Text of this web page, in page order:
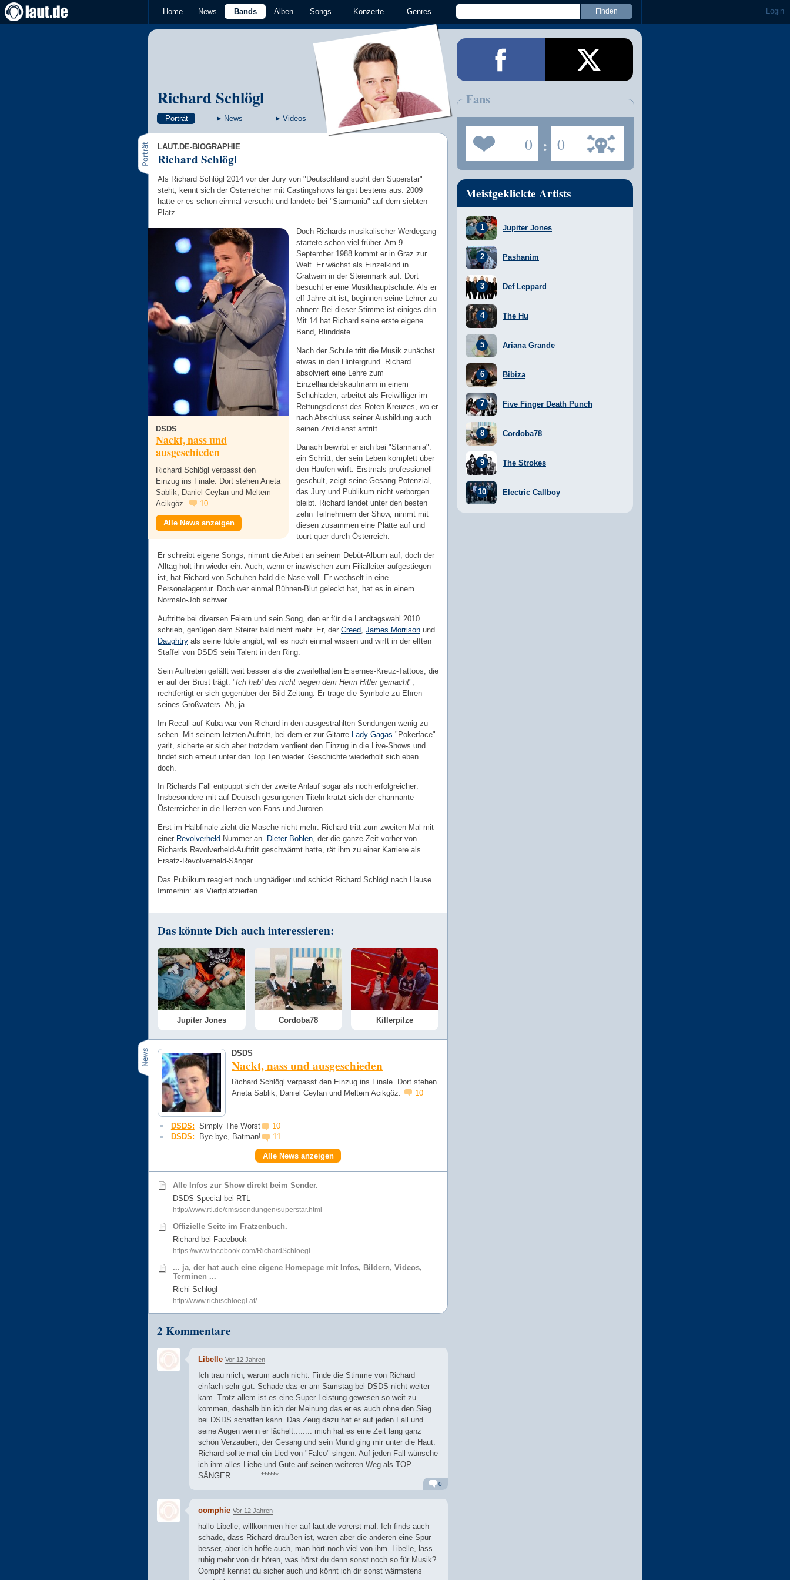
Home News Bands Alben Songs Konzerte Genres Login
Richard Schlögl
Porträt News Videos
LAUT.DE-BIOGRAPHIE
Richard Schlögl
Als Richard Schlögl 2014 vor der Jury von "Deutschland sucht den Superstar"
steht, kennt sich der Österreicher mit Castingshows längst bestens aus. 2009
hatte er es schon einmal versucht und landete bei "Starmania" auf dem siebten
Platz.
DSDS
Nackt, nass und
ausgeschieden
Richard Schlögl verpasst den
Einzug ins Finale. Dort stehen Aneta
Sablik, Daniel Ceylan und Meltem
Acikgöz.
10
Alle News anzeigen
Doch Richards musikalischer Werdegang
startete schon viel früher. Am 9.
September 1988 kommt er in Graz zur
Welt. Er wächst als Einzelkind in
Gratwein in der Steiermark auf. Dort
besucht er eine Musikhauptschule. Als er
elf Jahre alt ist, beginnen seine Lehrer zu
ahnen: Bei dieser Stimme ist einiges drin.
Mit 14 hat Richard seine erste eigene
Band, Blinddate.
Nach der Schule tritt die Musik zunächst
etwas in den Hintergrund. Richard
absolviert eine Lehre zum
Einzelhandelskaufmann in einem
Schuhladen, arbeitet als Freiwilliger im
Rettungsdienst des Roten Kreuzes, wo er
nach Abschluss seiner Ausbildung auch
seinen Zivildienst antritt.
Danach bewirbt er sich bei "Starmania":
ein Schritt, der sein Leben komplett über
den Haufen wirft. Erstmals professionell
geschult, zeigt seine Gesang Potenzial,
das Jury und Publikum nicht verborgen
bleibt. Richard landet unter den besten
zehn Teilnehmern der Show, nimmt mit
diesen zusammen eine Platte auf und
tourt quer durch Österreich.
Er schreibt eigene Songs, nimmt die Arbeit an seinem Debüt-Album auf, doch der
Alltag holt ihn wieder ein. Auch, wenn er inzwischen zum Filialleiter aufgestiegen
ist, hat Richard von Schuhen bald die Nase voll. Er wechselt in eine
Personalagentur. Doch wer einmal Bühnen-Blut geleckt hat, hat es in einem
Normalo-Job schwer.
Auftritte bei diversen Feiern und sein Song, den er für die Landtagswahl 2010
schrieb, genügen dem Steirer bald nicht mehr. Er, der Creed James Morrison und
Daughtry als seine Idole angibt, will es noch einmal wissen und wirft in der elften
Staffel von DSDS sein Talent in den Ring.
Sein Auftreten gefällt weit besser als die zweifelhaften Eisernes-Kreuz-Tattoos, die
er auf der Brust trägt: "Ich hab' das nicht wegen dem Herrn Hitler gemacht",
rechtfertigt er sich gegenüber der Bild-Zeitung. Er trage die Symbole zu Ehren
seines Großvaters. Ah, ja.
Im Recall auf Kuba war von Richard in den ausgestrahlten Sendungen wenig zu
sehen. Mit seinem letzten Auftritt, bei dem er zur Gitarre Lady Gagas "Pokerface"
yarlt, sicherte er sich aber trotzdem verdient den Einzug in die Live-Shows und
findet sich erneut unter den Top Ten wieder. Geschichte wiederholt sich eben
doch.
In Richards Fall entpuppt sich der zweite Anlauf sogar als noch erfolgreicher:
Insbesondere mit auf Deutsch gesungenen Titeln kratzt sich der charmante
Österreicher in die Herzen von Fans und Juroren.
Erst im Halbfinale zieht die Masche nicht mehr: Richard tritt zum zweiten Mal mit
einer Revolverheld-Nummer an. Dieter Bohlen, der die ganze Zeit vorher von
Richards Revolverheld-Auftritt geschwärmt hatte, rät ihm zu einer Karriere als
Ersatz-Revolverheld-Sänger.
Das Publikum reagiert noch ungnädiger und schickt Richard Schlögl nach Hause.
Immerhin: als Viertplatzierten.
Das könnte Dich auch interessieren:
Jupiter Jones Cordoba78 Killerpilze
DSDS
Nackt, nass und ausgeschieden
Richard Schlögl verpasst den Einzug ins Finale. Dort stehen
Aneta Sablik, Daniel Ceylan und Meltem Acikgöz.
10
DSDS: Simply The Worst
10
DSDS:
Bye-bye, Batman! 11
Alle News anzeigen
Alle Infos zur Show direkt beim Sender.
DSDS-Special bei RTL
http://www.rtl.de/cms/sendungen/superstar.html
Offizielle Seite im Fratzenbuch.
Richard bei Facebook
https://www.facebook.com/RichardSchloegl
... ja, der hat auch eine eigene Homepage mit Infos, Bildern, Videos,
Terminen ...
Richi Schlögl
http://www.richischloegl.at/
2 Kommentare
Libelle Vor 12 Jahren
Ich trau mich, warum auch nicht. Finde die Stimme von Richard
einfach sehr gut. Schade das er am Samstag bei DSDS nicht weiter
kam. Trotz allem ist es eine Super Leistung gewesen so weit zu
kommen, deshalb bin ich der Meinung das er es auch ohne den Sieg
bei DSDS schaffen kann. Das Zeug dazu hat er auf jeden Fall und
seine Augen wenn er lächelt........ mich hat es eine Zeit lang ganz
schön Verzaubert, der Gesang und sein Mund ging mir unter die Haut.
Richard sollte mal ein Lied von "Falco" singen. Auf jeden Fall wünsche
ich ihm alles Liebe und Gute auf seinen weiteren Weg als TOP-
SÄNGER.............******
Alarm Antworten
0
oomphie Vor 12 Jahren
hallo Libelle, willkommen hier auf laut.de vorerst mal. Ich finds auch
schade, dass Richard draußen ist, waren aber die anderen eine Spur
besser, aber ich hoffe auch, man hört noch viel von ihm. Libelle, lass
ruhig mehr von dir hören, was hörst du denn sonst noch so für Musik?
Oomph! kennst du sicher auch und könnt ich dir sonst wärmstens
Fans
0 : 0
Meistgeklickte Artists
Jupiter Jones
Pashanim
Def Leppard
The Hu
Ariana Grande
Bibiza
Five Finger Death Punch
Cordoba78
The Strokes
Electric Callboy